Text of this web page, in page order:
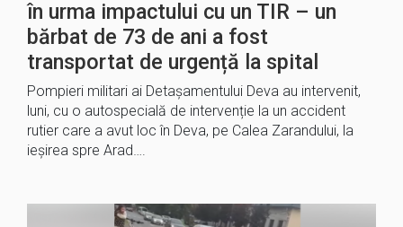
în urma impactului cu un TIR – un
bărbat de 73 de ani a fost
transportat de urgență la spital
Pompieri militari ai Detașamentului Deva au intervenit,
luni, cu o autospecială de intervenție la un accident
rutier care a avut loc în Deva, pe Calea Zarandului, la
ieșirea spre Arad….